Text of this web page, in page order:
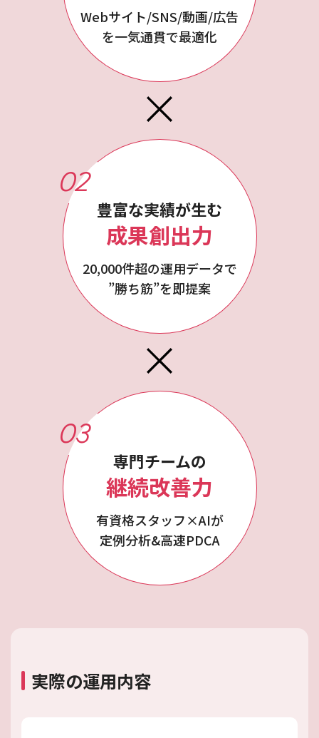
Webサイト/SNS/動画/広告
を一気通貫で最適化
02
豊富な実績が生む
成果創出力
20,000件超の運用データで
”勝ち筋”を即提案
03
専門チームの
継続改善力
有資格スタッフ×AIが
定例分析&高速PDCA
実際の運用内容